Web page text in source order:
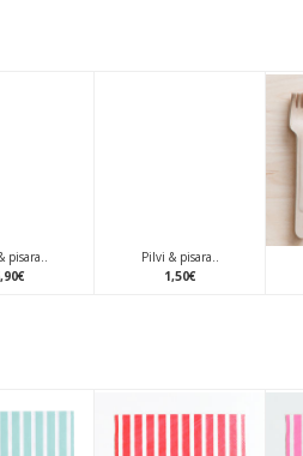
pisara..
,90€
Pilvi & pisara..
1,50€